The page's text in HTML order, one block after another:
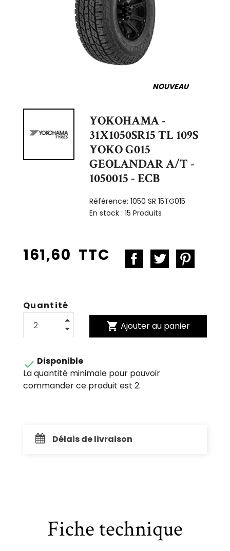
NOUVEAU
YOKOHAMA -
31X1050SR15 TL 109S
YOKO G015
GEOLANDAR A/T -
1050015 - ECB
Référence:1050 SR 15TG015
En stock :15 Produits
161,60 TTC
Quantité
shopping_cart Ajouter au panier
 Disponible
La quantité minimale pour pouvoir
commander ce produit est 2.
Délais de livraison
Fiche technique